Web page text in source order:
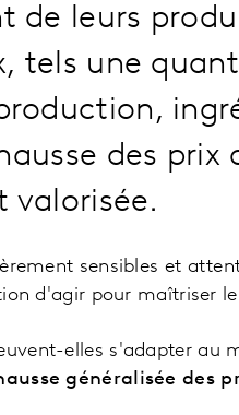
de leurs
tels une
des
valorisée.
sensibles et
d'agir pour maîtriser
elles s'adapter au
généralisée des